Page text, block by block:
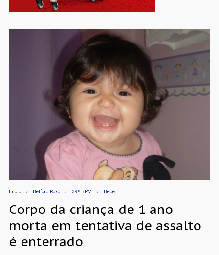
Início Belford Roxo 39º BPM Bebê
Corpo da criança de 1 ano
morta em tentativa de assalto
é enterrado